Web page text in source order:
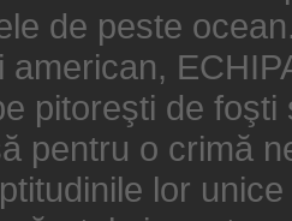
de peste
american,
pitoreşti de
pentru o crimă
lor